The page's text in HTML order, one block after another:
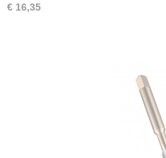
€ 16,35